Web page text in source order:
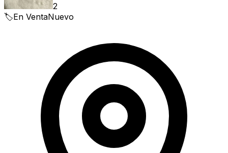
2
🏷️En VentaNuevo